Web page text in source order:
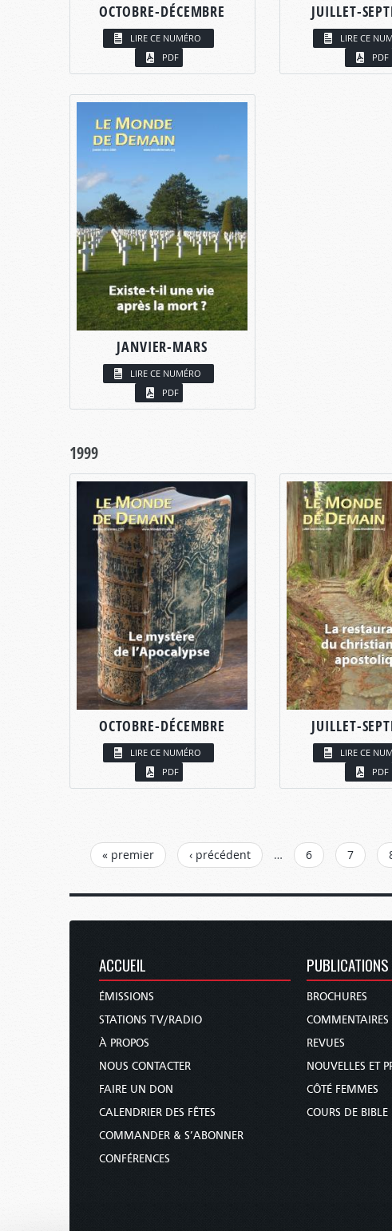
OCTOBRE-DÉCEMBRE
LIRE CE NUMÉRO
PDF
JUILLET-
LIRE CE
PDF
JANVIER-MARS
LIRE CE NUMÉRO
PDF
1999
OCTOBRE-DÉCEMBRE
LIRE CE NUMÉRO
PDF
JUILLET-
LIRE CE
PDF
PAGES« premier ‹ précédent … 6 7
ACCUEIL
ÉMISSIONS
STATIONS TV/RADIO
À PROPOS
NOUS CONTACTER
FAIRE UN DON
CALENDRIER DES FÊTES
COMMANDER & S’ABONNER
CONFÉRENCES
PUBLICATIONS
BROCHURES
COMMENTAIRES
REVUES
NOUVELLES ET
CÔTÉ FEMMES
COURS DE BIBLE